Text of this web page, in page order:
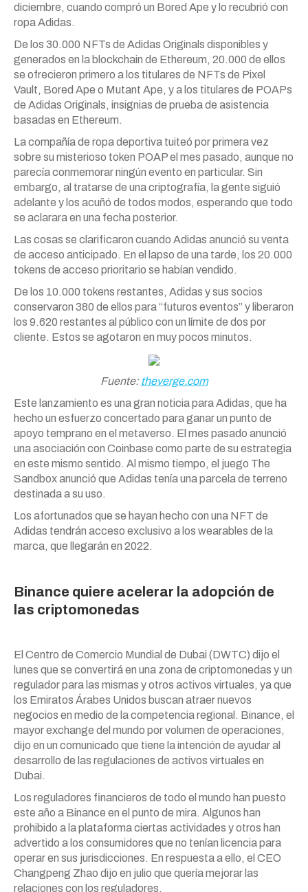
diciembre, cuando compró un Bored Ape y lo recubrió con
ropa Adidas.
De los 30.000 NFTs de Adidas Originals disponibles y
generados en la blockchain de Ethereum, 20.000 de ellos
se ofrecieron primero a los titulares de NFTs de Pixel
Vault, Bored Ape o Mutant Ape, y a los titulares de POAPs
de Adidas Originals, insignias de prueba de asistencia
basadas en Ethereum.
La compañía de ropa deportiva tuiteó por primera vez
sobre su misterioso token POAP el mes pasado, aunque no
parecía conmemorar ningún evento en particular. Sin
embargo, al tratarse de una criptografía, la gente siguió
adelante y los acuñó de todos modos, esperando que todo
se aclarara en una fecha posterior.
Las cosas se clarificaron cuando Adidas anunció su venta
de acceso anticipado. En el lapso de una tarde, los 20.000
tokens de acceso prioritario se habían vendido.
De los 10.000 tokens restantes, Adidas y sus socios
conservaron 380 de ellos para “futuros eventos” y liberaron
los 9.620 restantes al público con un límite de dos por
cliente. Estos se agotaron en muy pocos minutos.
Fuente: theverge.com
Este lanzamiento es una gran noticia para Adidas, que ha
hecho un esfuerzo concertado para ganar un punto de
apoyo temprano en el metaverso. El mes pasado anunció
una asociación con Coinbase como parte de su estrategia
en este mismo sentido. Al mismo tiempo, el juego The
Sandbox anunció que Adidas tenía una parcela de terreno
destinada a su uso.
Los afortunados que se hayan hecho con una NFT de
Adidas tendrán acceso exclusivo a los wearables de la
marca, que llegarán en 2022.
Binance quiere acelerar la adopción de
las criptomonedas
El Centro de Comercio Mundial de Dubai (DWTC) dijo el
lunes que se convertirá en una zona de criptomonedas y un
regulador para las mismas y otros activos virtuales, ya que
los Emiratos Árabes Unidos buscan atraer nuevos
negocios en medio de la competencia regional. Binance, el
mayor exchange del mundo por volumen de operaciones,
dijo en un comunicado que tiene la intención de ayudar al
desarrollo de las regulaciones de activos virtuales en
Dubai.
Los reguladores financieros de todo el mundo han puesto
este año a Binance en el punto de mira. Algunos han
prohibido a la plataforma ciertas actividades y otros han
advertido a los consumidores que no tenían licencia para
operar en sus jurisdicciones. En respuesta a ello, el CEO
Changpeng Zhao dijo en julio que quería mejorar las
relaciones con los reguladores.